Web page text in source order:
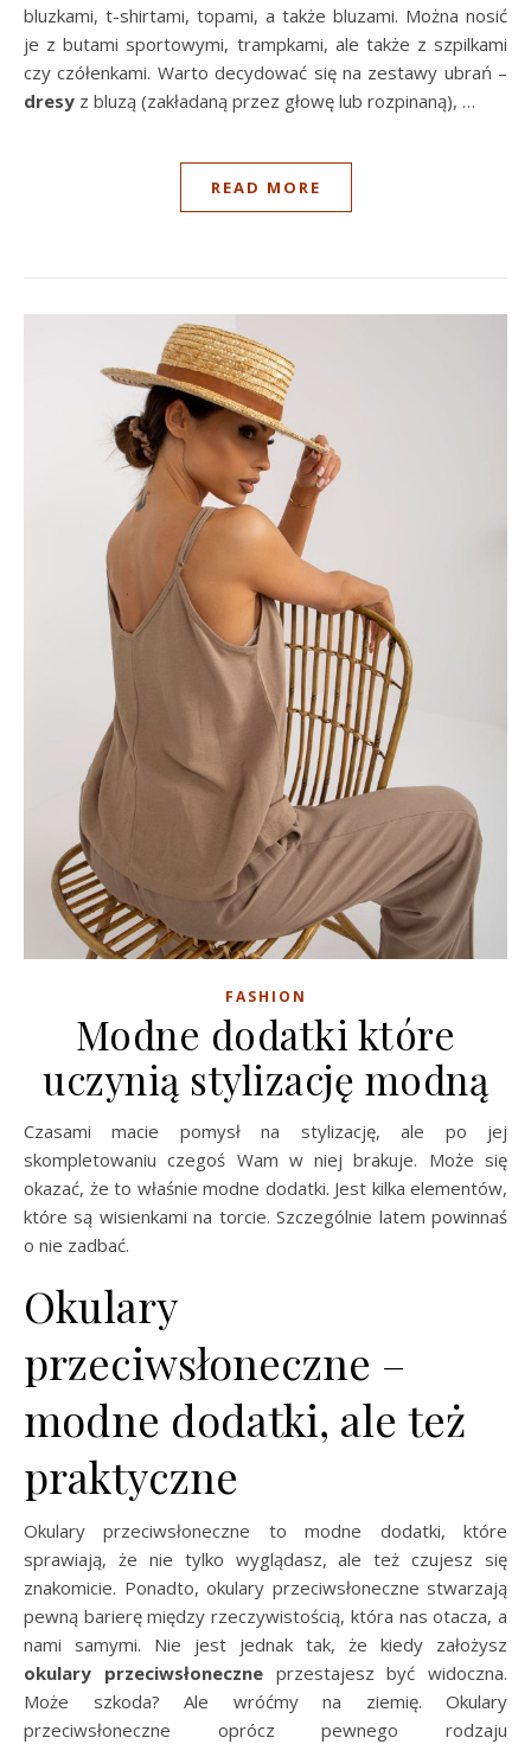
bluzkami, t-shirtami, topami, a także bluzami. Można nosić
je z butami sportowymi, trampkami, ale także z szpilkami
czy czółenkami. Warto decydować się na zestawy ubrań –
dresy z bluzą (zakładaną przez głowę lub rozpinaną), …
READ MORE
FASHION
Modne dodatki które
uczynią stylizację modną
Czasami macie pomysł na stylizację, ale po jej
skompletowaniu czegoś Wam w niej brakuje. Może się
okazać, że to właśnie modne dodatki. Jest kilka elementów,
które są wisienkami na torcie. Szczególnie latem powinnaś
o nie zadbać.
Okulary
przeciwsłoneczne –
modne dodatki, ale też
praktyczne
Okulary przeciwsłoneczne to modne dodatki, które
sprawiają, że nie tylko wyglądasz, ale też czujesz się
znakomicie. Ponadto, okulary przeciwsłoneczne stwarzają
pewną barierę między rzeczywistością, która nas otacza, a
nami samymi. Nie jest jednak tak, że kiedy założysz
okulary przeciwsłoneczneprzestajesz być widoczna.
Może szkoda? Ale wróćmy na ziemię. Okulary
przeciwsłoneczne oprócz pewnego rodzaju